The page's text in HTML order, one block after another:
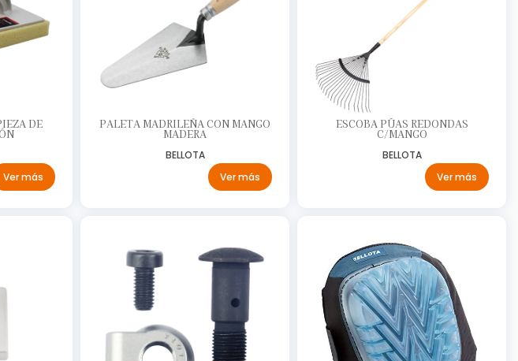
DE
Ver más
PALETA MADRILEÑA CON MANGO
MADERA
BELLOTA
Ver más
ESCOBA PÚAS REDONDAS
C/MANGO
BELLOTA
Ver más